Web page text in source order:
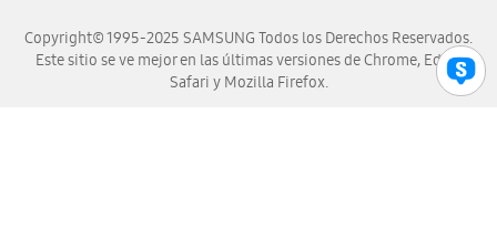
Copyright© 1995-2025 SAMSUNG Todos los Derechos Reservados.
Este sitio se ve mejor en las últimas versiones de Chrome, Edge,
Safari y Mozilla Firefox.